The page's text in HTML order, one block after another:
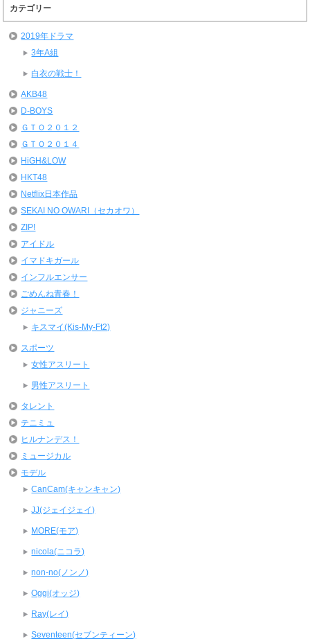
カテゴリー
2019年ドラマ
3年A組
白衣の戦士！
AKB48
D-BOYS
ＧＴＯ２０１２
ＧＴＯ２０１４
HiGH&LOW
HKT48
Netflix日本作品
SEKAI NO OWARI（セカオワ）
ZIP!
アイドル
イマドキガール
インフルエンサー
ごめんね青春！
ジャニーズ
キスマイ(Kis-My-Ft2)
スポーツ
女性アスリート
男性アスリート
タレント
テニミュ
ヒルナンデス！
ミュージカル
モデル
CanCam(キャンキャン)
JJ(ジェイジェイ)
MORE(モア)
nicola(ニコラ)
non-no(ノンノ)
Oggi(オッジ)
Ray(レイ)
Seventeen(セブンティーン)